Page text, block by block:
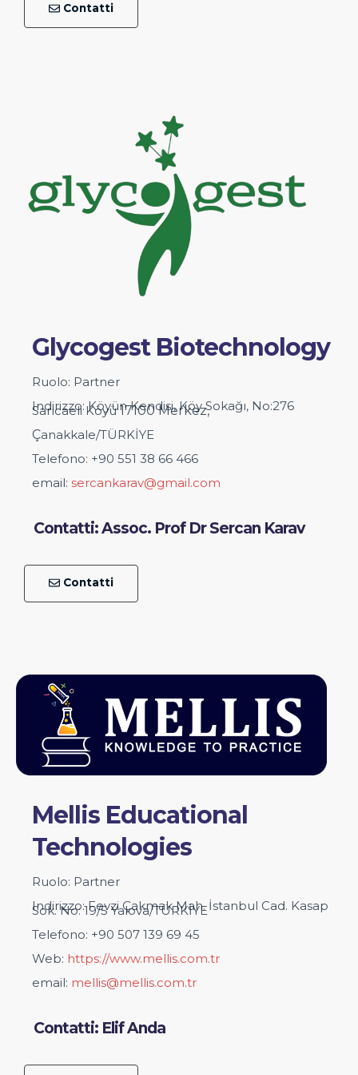
Contatti
Glycogest Biotechnology
Ruolo: Partner
Indirizzo: Köyün Kendisi, Köy Sokağı, No:276
Sarıcaeli Köyü17100Merkez,
Çanakkale/TÜRKİYE
Telefono: +90 551 38 66 466
email: sercankarav@gmail.com
Contatti: Assoc. Prof Dr Sercan Karav
Contatti
Mellis Educational
Technologies
Ruolo: Partner
Indirizzo: Fevzi Çakmak Mah. İstanbul Cad. Kasap
Sok. No: 19/5 Yalova/TÜRKİYE
Telefono: +90 507 139 69 45
Web: https://www.mellis.com.tr
email: mellis@mellis.com.tr
Contatti: Elif Anda